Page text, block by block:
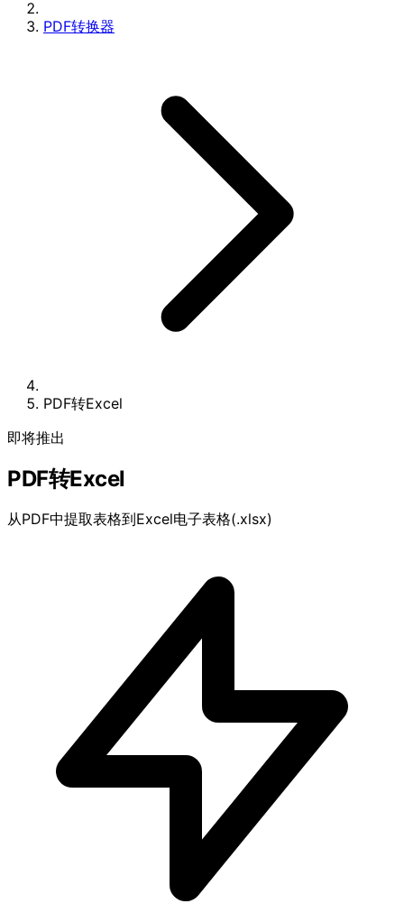
PDF转换器
PDF转Excel
即将推出
PDF转Excel
从PDF中提取表格到Excel电子表格(.xlsx)